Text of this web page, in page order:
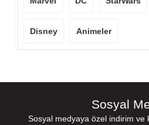
Disney Animeler
Sosyal
Sosyal medyaya özel indirim ve